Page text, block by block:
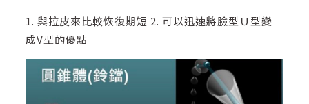
1. 與拉皮來比較恢復期短 2. 可以迅速將臉型Ｕ型變
成V型的優點